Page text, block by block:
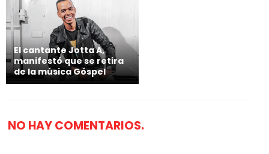
El cantante Jotta A,
manifestó que se retira
de la música Góspel
NO HAY COMENTARIOS.